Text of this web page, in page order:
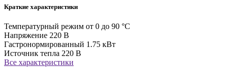
Краткие характеристики
Температурный режим от 0 до 90 °C
Напряжение 220 В
Гастронормированный 1.75 кВт
Источник тепла 220 В
Все характеристики